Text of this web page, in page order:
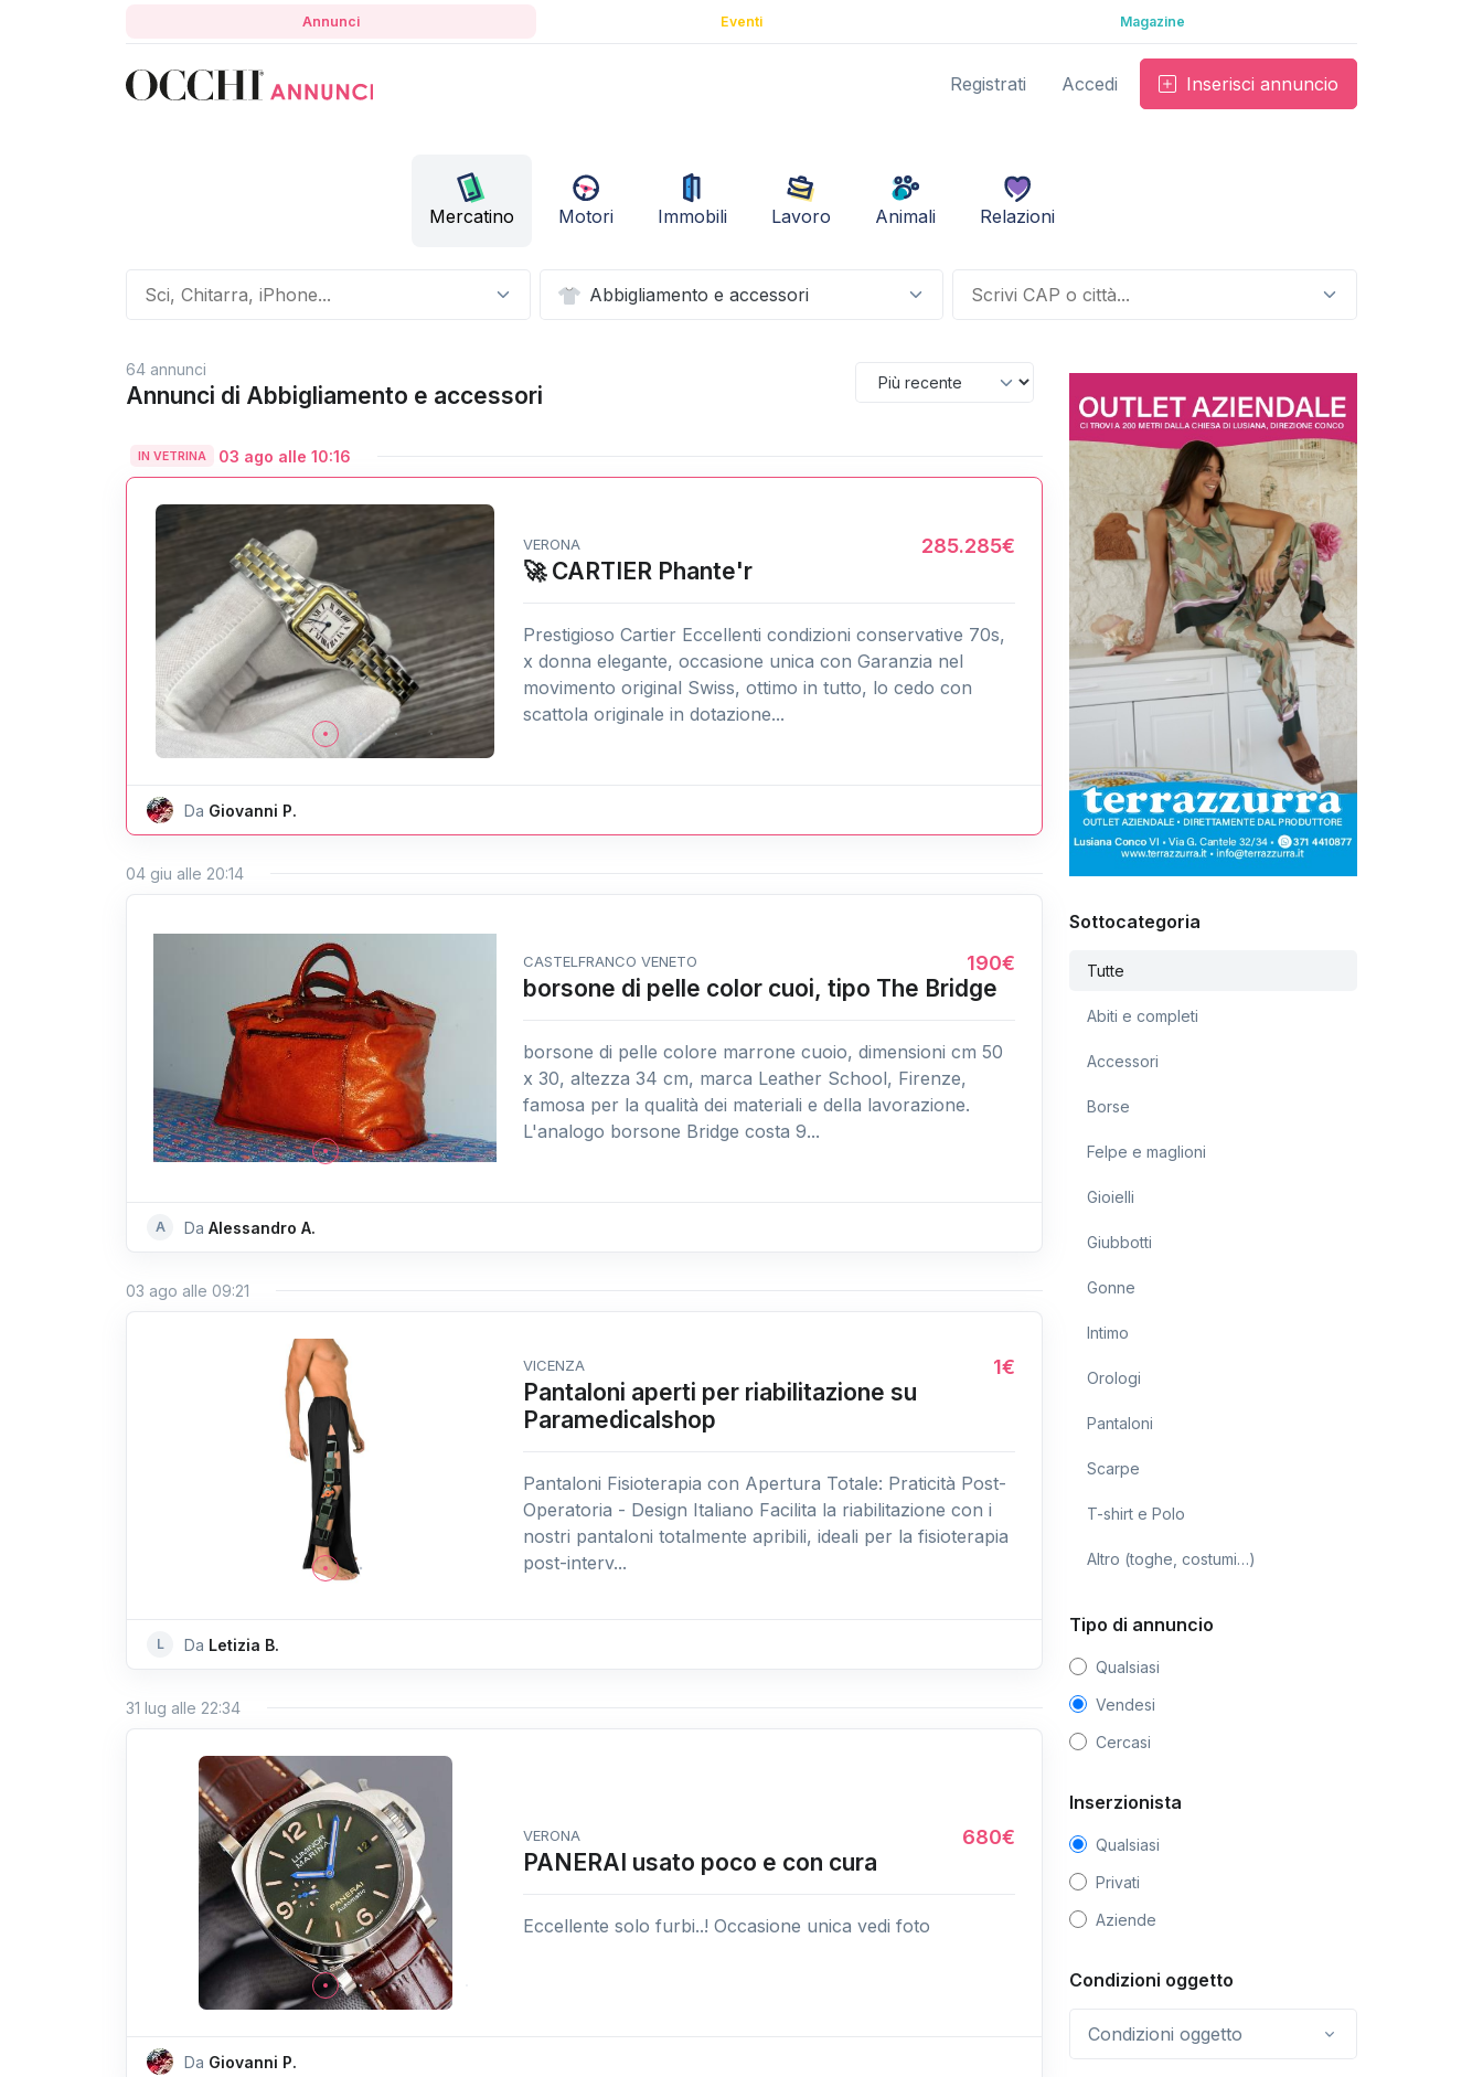
Annunci Eventi Magazine
Registrati Accedi Inserisci annuncio
Mercatino Motori Immobili Lavoro Animali Relazioni
Abbigliamento e accessori
Sottocategoria
Tutte
Abiti e completi
Accessori
Borse
Felpe e maglioni
Gioielli
Giubbotti
Gonne
Intimo
Orologi
Pantaloni
Scarpe
T-shirt e Polo
Altro (toghe, costumi…)
Tipo di annuncio
Qualsiasi
Vendesi
Cercasi
Inserzionista
Qualsiasi
Privati
Aziende
Condizioni oggetto
Condizioni oggetto
64 annunci
Annunci di Abbigliamento e accessori
IN VETRINA 03 ago alle 10:16
VERONA 285.285€
🚀 CARTIER Phante'r
Prestigioso Cartier Eccellenti condizioni conservative 70s,
x donna elegante, occasione unica con Garanzia nel
movimento original Swiss, ottimo in tutto, lo cedo con
scattola originale in dotazione...
Da Giovanni P.
04 giu alle 20:14
CASTELFRANCO VENETO 190€
borsone di pelle color cuoi, tipo The Bridge
borsone di pelle colore marrone cuoio, dimensioni cm 50
x 30, altezza 34 cm, marca Leather School, Firenze,
famosa per la qualità dei materiali e della lavorazione.
L'analogo borsone Bridge costa 9...
A Da Alessandro A.
03 ago alle 09:21
VICENZA 1€
Pantaloni aperti per riabilitazione su
Paramedicalshop
Pantaloni Fisioterapia con Apertura Totale: Praticità Post-
Operatoria - Design Italiano Facilita la riabilitazione con i
nostri pantaloni totalmente apribili, ideali per la fisioterapia
post-interv...
L Da Letizia B.
31 lug alle 22:34
VERONA 680€
PANERAI usato poco e con cura
Eccellente solo furbi..! Occasione unica vedi foto
Da Giovanni P.